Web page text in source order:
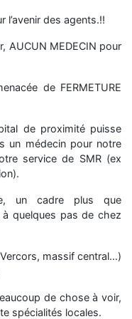
l’avenir des agents.!!
AUCUN MEDECIN pour
de FERMETURE
de proximité puisse
un médecin pour notre
service de SMR (ex
un cadre plus que
quelques pas de chez
massif central…)
de chose à voir,
spécialités locales.